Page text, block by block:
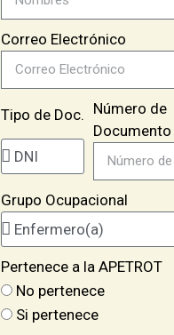
Correo Electrónico
Tipo de Doc. Número de
Documento
Grupo Ocupacional
Pertenece a la APETROT
No pertenece
Si pertenece